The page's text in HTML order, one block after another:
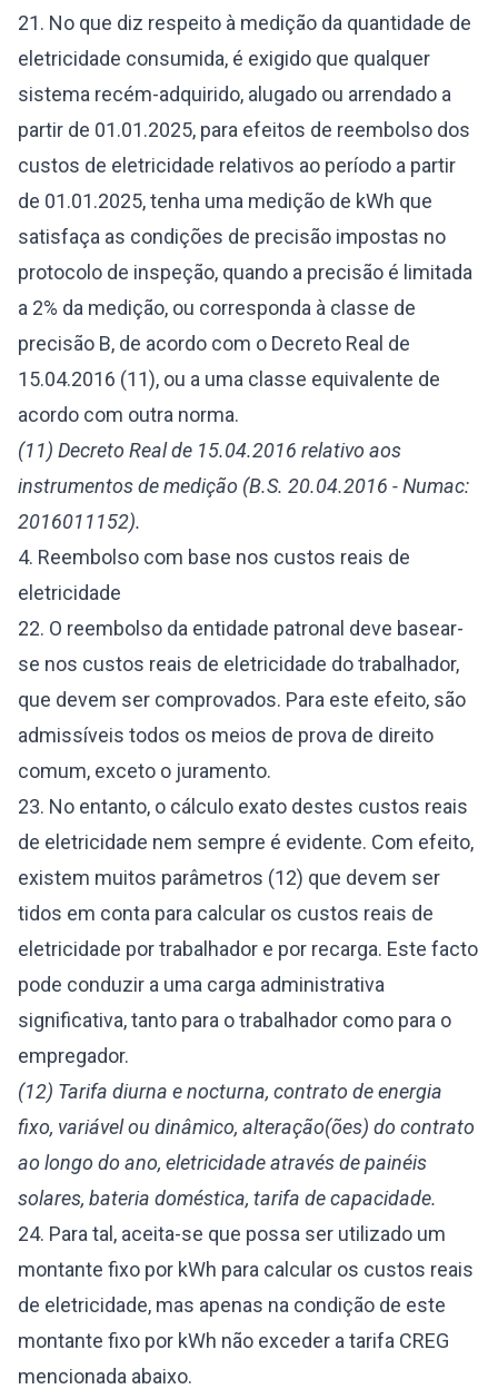
21. No que diz respeito à medição da quantidade de
eletricidade consumida, é exigido que qualquer
sistema recém-adquirido, alugado ou arrendado a
partir de 01.01.2025, para efeitos de reembolso dos
custos de eletricidade relativos ao período a partir
de 01.01.2025, tenha uma medição de kWh que
satisfaça as condições de precisão impostas no
protocolo de inspeção, quando a precisão é limitada
a 2% da medição, ou corresponda à classe de
precisão B, de acordo com o Decreto Real de
15.04.2016 (11), ou a uma classe equivalente de
acordo com outra norma.
(11) Decreto Real de 15.04.2016 relativo aos
instrumentos de medição (B.S. 20.04.2016 - Numac:
2016011152).
4. Reembolso com base nos custos reais de
eletricidade
22. O reembolso da entidade patronal deve basear-
se nos custos reais de eletricidade do trabalhador,
que devem ser comprovados. Para este efeito, são
admissíveis todos os meios de prova de direito
comum, exceto o juramento.
23. No entanto, o cálculo exato destes custos reais
de eletricidade nem sempre é evidente. Com efeito,
existem muitos parâmetros (12) que devem ser
tidos em conta para calcular os custos reais de
eletricidade por trabalhador e por recarga. Este facto
pode conduzir a uma carga administrativa
significativa, tanto para o trabalhador como para o
empregador.
(12) Tarifa diurna e nocturna, contrato de energia
fixo, variável ou dinâmico, alteração(ões) do contrato
ao longo do ano, eletricidade através de painéis
solares, bateria doméstica, tarifa de capacidade.
24. Para tal, aceita-se que possa ser utilizado um
montante fixo por kWh para calcular os custos reais
de eletricidade, mas apenas na condição de este
montante fixo por kWh não exceder a tarifa CREG
mencionada abaixo.